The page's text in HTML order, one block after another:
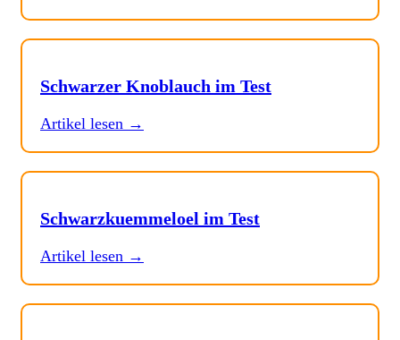
Schwarzer Knoblauch im Test
Artikel lesen →
Schwarzkuemmeloel im Test
Artikel lesen →